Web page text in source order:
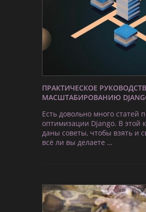
ПРАКТИЧЕСКОЕ
МАСШТАБИРОВАНИЮ
Есть довольно много статей
оптимизации Django. В этой
даны советы, чтобы взять и
всё ли вы делаете …